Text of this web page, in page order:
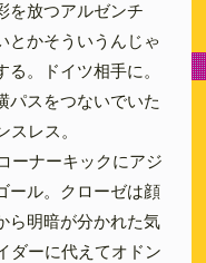
を放つアルゼンチ
とかそういうんじゃ
。ドイツ相手に。
パスをつないでいた
レス。
ーナーキックにアジ
ール。クローゼは顔
ら明暗が分かれた気
ダーに代えてオドン